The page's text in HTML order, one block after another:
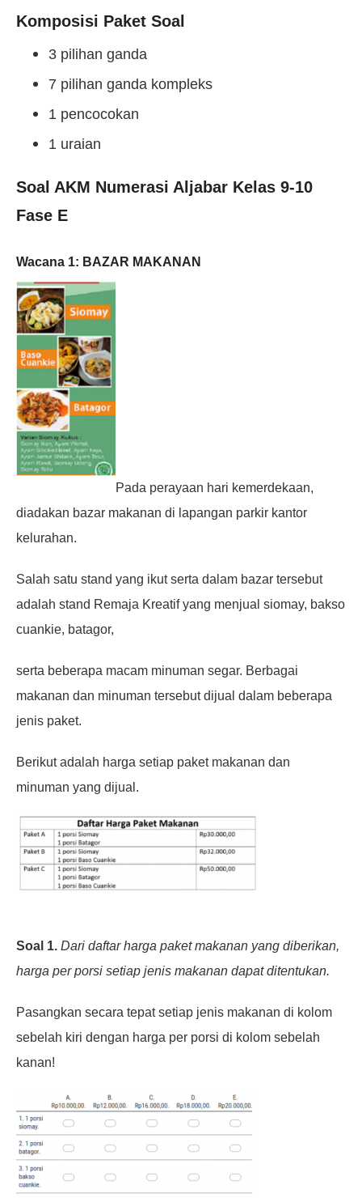
Komposisi Paket Soal
3 pilihan ganda
7 pilihan ganda kompleks
1 pencocokan
1 uraian
Soal AKM Numerasi Aljabar Kelas 9-10
Fase E
Wacana 1: BAZAR MAKANAN
Pada perayaan hari kemerdekaan,
diadakan bazar makanan di lapangan parkir kantor
kelurahan.
Salah satu stand yang ikut serta dalam bazar tersebut
adalah stand Remaja Kreatif yang menjual siomay, bakso
cuankie, batagor,
serta beberapa macam minuman segar. Berbagai
makanan dan minuman tersebut dijual dalam beberapa
jenis paket.
Berikut adalah harga setiap paket makanan dan
minuman yang dijual.
Soal 1. Dari daftar harga paket makanan yang diberikan,
harga per porsi setiap jenis makanan dapat ditentukan.
Pasangkan secara tepat setiap jenis makanan di kolom
sebelah kiri dengan harga per porsi di kolom sebelah
kanan!